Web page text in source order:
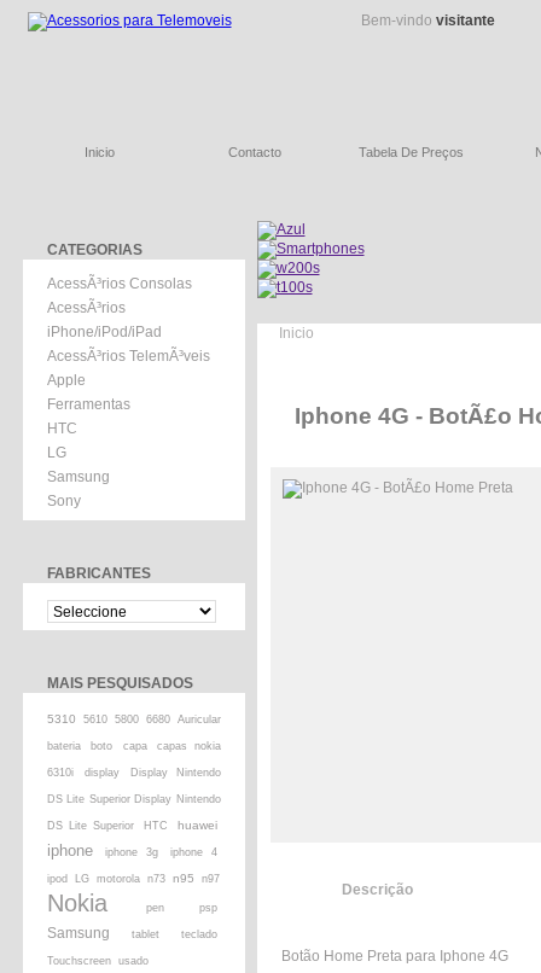
Bem-vindo visitante
Inicio Contacto Tabela De Preços
CATEGORIAS
AcessÃ³rios Consolas
AcessÃ³rios
iPhone/iPod/iPad
AcessÃ³rios TelemÃ³veis
Apple
Ferramentas
HTC
LG
Samsung
Sony
FABRICANTES
MAIS PESQUISADOS
5310 5610 5800 6680 Auricular
bateria boto capa capas nokia
6310i display Display Nintendo
DS Lite Superior Display Nintendo
DS Lite Superior HTC huawei
iphone iphone 3g iphone 4
ipod LG motorola n73 n95 n97
Nokia pen psp
Samsung tablet teclado
Touchscreen usado
Inicio
Iphone 4G - BotÃ£o
Descrição
Botão Home Preta para Iphone 4G